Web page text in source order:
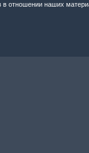
в отношении наших